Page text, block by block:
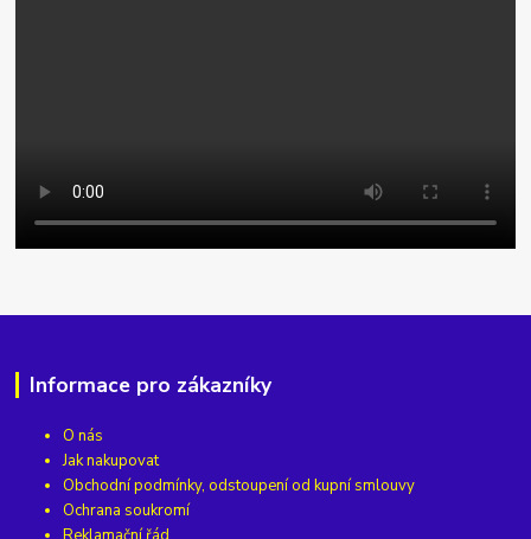
Informace pro zákazníky
O nás
Jak nakupovat
Obchodní podmínky, odstoupení od kupní smlouvy
Ochrana soukromí